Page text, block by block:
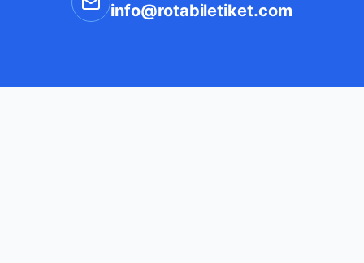
info@rotabiletiket.com